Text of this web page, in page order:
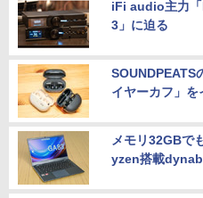
iFi audio主力
3」に迫る
SOUNDPEATS
イヤーカフ」を
メモリ32GBで
yzen搭載